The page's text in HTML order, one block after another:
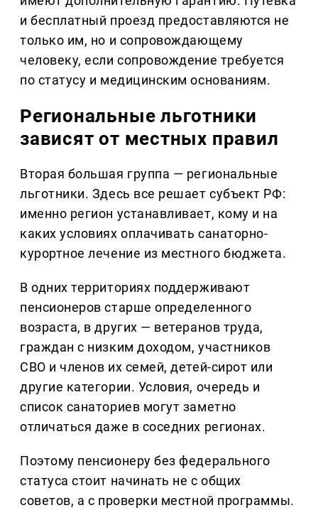
и бесплатный проезд предоставляются не
только им, но и сопровождающему
человеку, если сопровождение требуется
по статусу и медицинским основаниям.
Региональные льготники
зависят от местных правил
Вторая большая группа — региональные
льготники. Здесь все решает субъект РФ:
именно регион устанавливает, кому и на
каких условиях оплачивать санаторно-
курортное лечение из местного бюджета.
В одних территориях поддерживают
пенсионеров старше определенного
возраста, в других — ветеранов труда,
граждан с низким доходом, участников
СВО и членов их семей, детей-сирот или
другие категории. Условия, очередь и
список санаториев могут заметно
отличаться даже в соседних регионах.
Поэтому пенсионеру без федерального
статуса стоит начинать не с общих
советов, а с проверки местной программы.